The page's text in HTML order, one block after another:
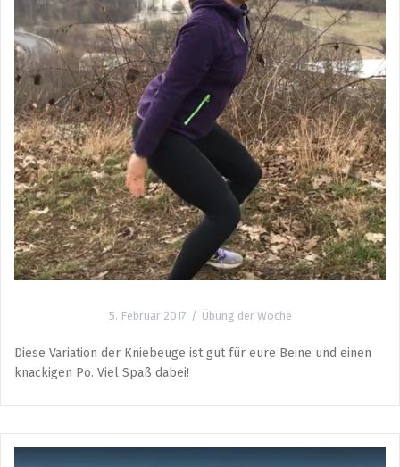
5. Februar 2017 Übung der Woche
Diese Variation der Kniebeuge ist gut für eure Beine und einen
knackigen Po. Viel Spaß dabei!